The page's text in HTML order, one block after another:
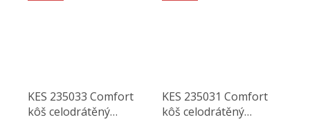
KES 235033 Comfort
kôš celodrátěný
KES 235031 Comfort
kôš celodrátěný